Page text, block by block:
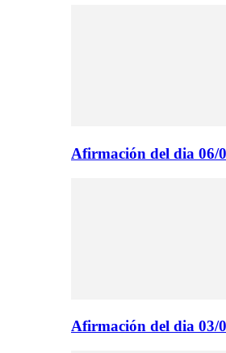
Afirmación del dia 06/
Afirmación del dia 03/